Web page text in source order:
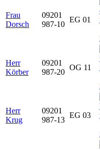
Frau
Dorsch
09201
987-10
EG 01
Herr
Körber
09201
987-20
OG 11
Herr
Krug
09201
987-13
EG 03